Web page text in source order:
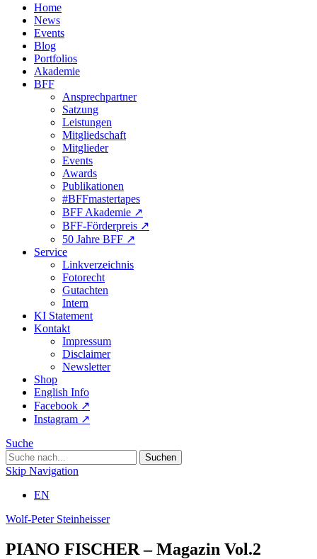
Home
News
Events
Blog
Portfolios
Akademie
BFF
Ansprechpartner
Satzung
Leistungen
Mitgliedschaft
Mitglieder
Events
Awards
Publikationen
#BFFmastertapes
BFF Akademie ↗︎
BFF-Förderpreis ↗︎
50 Jahre BFF ↗︎
Service
Linkverzeichnis
Fotorecht
Gutachten
Intern
KI Statement
Kontakt
Impressum
Disclaimer
Newsletter
Shop
English Info
Facebook ↗︎
Instagram ↗︎
Suche
Skip Navigation
EN
Wolf-Peter Steinheisser
PIANO FISCHER – Magazin Vol.2